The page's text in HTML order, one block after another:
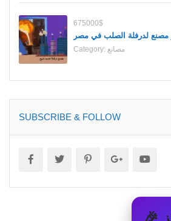
675000$
مصنع لدرفلة الصلب في مصر
Category: مصانع
SUBSCRIBE & FOLLOW